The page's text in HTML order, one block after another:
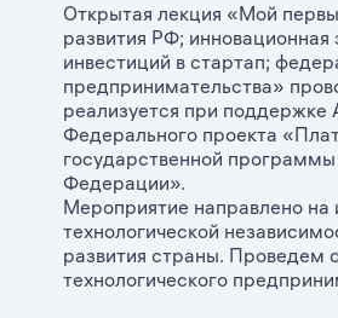
Открытая лекция «Мой
развития РФ;
инвестиций в стартап;
предпринимательства»
реализуется при
Федерального проекта
государственной
Федерации».
Мероприятие направлено на
технологической
развития страны. Проведем
технологического